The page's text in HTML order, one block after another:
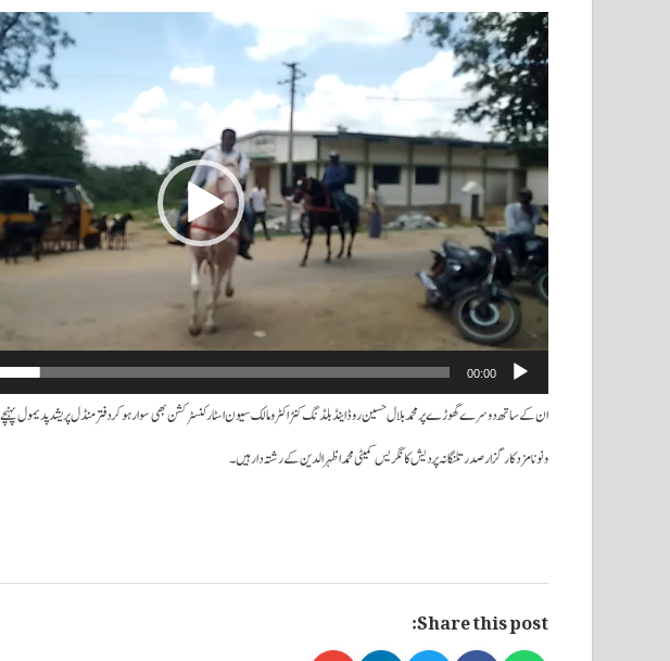
ویڈیو
پلیئر
00:00
ان کے ساتھ دوسرے گھوڑے پر محمد بلال حسین روڈ اینڈ بلڈنگ کنٹراکٹر و مالک سیون اسٹارکنسٹرکشن بھی سوار ہوکر دفتر منڈل پریشد پدیمول پہنچے۔
و نونامزد کارگزار صدرتلنگانہ پردیش کانگریس کمیٹی محمد اظہر الدین کے رشتہ دار ہیں۔
Share this post: